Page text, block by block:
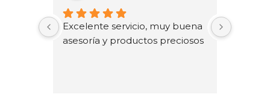
Excelente servicio, muy buena
asesoría y productos preciosos